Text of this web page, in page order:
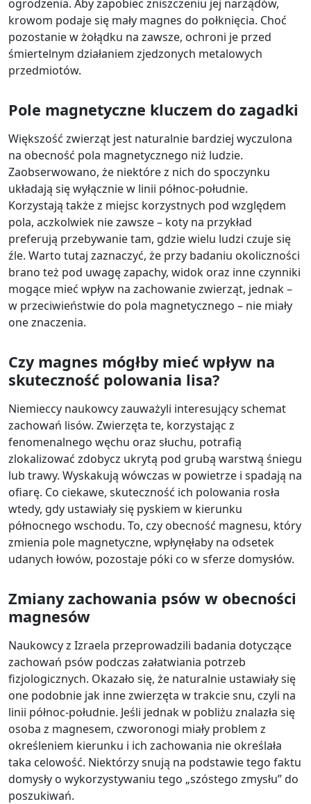
ogrodzenia. Aby zapobiec zniszczeniu jej narządów,
krowom podaje się mały magnes do połknięcia. Choć
pozostanie w żołądku na zawsze, ochroni je przed
śmiertelnym działaniem zjedzonych metalowych
przedmiotów.
Pole magnetyczne kluczem do zagadki
Większość zwierząt jest naturalnie bardziej wyczulona
na obecność pola magnetycznego niż ludzie.
Zaobserwowano, że niektóre z nich do spoczynku
układają się wyłącznie w linii północ-południe.
Korzystają także z miejsc korzystnych pod względem
pola, aczkolwiek nie zawsze – koty na przykład
preferują przebywanie tam, gdzie wielu ludzi czuje się
źle. Warto tutaj zaznaczyć, że przy badaniu okoliczności
brano też pod uwagę zapachy, widok oraz inne czynniki
mogące mieć wpływ na zachowanie zwierząt, jednak –
w przeciwieństwie do pola magnetycznego – nie miały
one znaczenia.
Czy magnes mógłby mieć wpływ na
skuteczność polowania lisa?
Niemieccy naukowcy zauważyli interesujący schemat
zachowań lisów. Zwierzęta te, korzystając z
fenomenalnego węchu oraz słuchu, potrafią
zlokalizować zdobycz ukrytą pod grubą warstwą śniegu
lub trawy. Wyskakują wówczas w powietrze i spadają na
ofiarę. Co ciekawe, skuteczność ich polowania rosła
wtedy, gdy ustawiały się pyskiem w kierunku
północnego wschodu. To, czy obecność magnesu, który
zmienia pole magnetyczne, wpłynęłaby na odsetek
udanych łowów, pozostaje póki co w sferze domysłów.
Zmiany zachowania psów w obecności
magnesów
Naukowcy z Izraela przeprowadzili badania dotyczące
zachowań psów podczas załatwiania potrzeb
fizjologicznych. Okazało się, że naturalnie ustawiały się
one podobnie jak inne zwierzęta w trakcie snu, czyli na
linii północ-południe. Jeśli jednak w pobliżu znalazła się
osoba z magnesem, czworonogi miały problem z
określeniem kierunku i ich zachowania nie określała
taka celowość. Niektórzy snują na podstawie tego faktu
domysły o wykorzystywaniu tego „szóstego zmysłu” do
poszukiwań.